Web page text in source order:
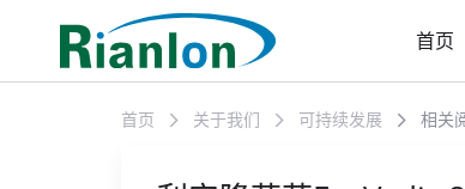
首页
首页 关于我们 可持续发展 相关